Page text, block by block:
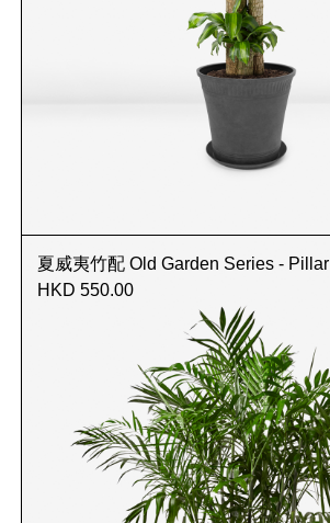
夏威夷竹配 Old Garden Series - Pillar
HKD 550.00